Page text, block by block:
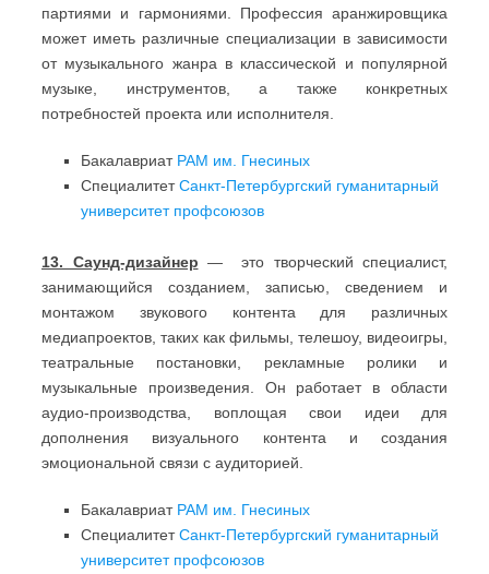
партиями и гармониями. Профессия аранжировщика
может иметь различные специализации в зависимости
от музыкального жанра в классической и популярной
музыке, инструментов, а также конкретных
потребностей проекта или исполнителя.
Бакалавриат РАМ им. Гнесиных
СпециалитетСанкт-Петербургский гуманитарный
университет профсоюзов
13. Саунд-дизайнер — это творческий специалист,
занимающийся созданием, записью, сведением и
монтажом звукового контента для различных
медиапроектов, таких как фильмы, телешоу, видеоигры,
театральные постановки, рекламные ролики и
музыкальные произведения. Он работает в области
аудио-производства, воплощая свои идеи для
дополнения визуального контента и создания
эмоциональной связи с аудиторией.
Бакалавриат РАМ им. Гнесиных
СпециалитетСанкт-Петербургский гуманитарный
университет профсоюзов